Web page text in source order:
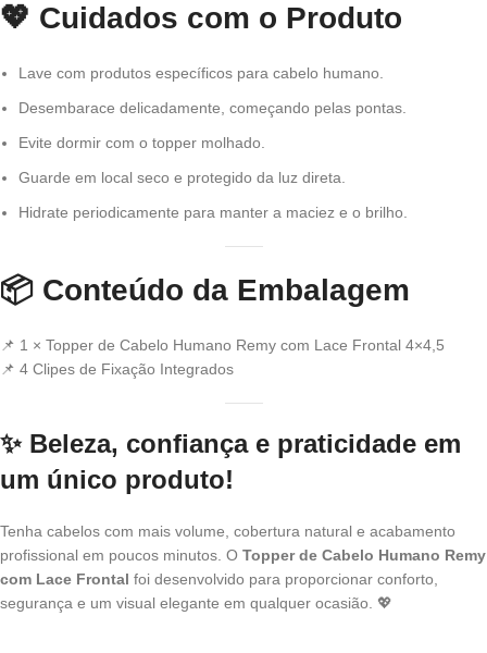
💖 Cuidados com o Produto
Lave com produtos específicos para cabelo humano.
Desembarace delicadamente, começando pelas pontas.
Evite dormir com o topper molhado.
Guarde em local seco e protegido da luz direta.
Hidrate periodicamente para manter a maciez e o brilho.
📦 Conteúdo da Embalagem
📌 1 × Topper de Cabelo Humano Remy com Lace Frontal 4×4,5
📌 4 Clipes de Fixação Integrados
✨ Beleza, confiança e praticidade em
um único produto!
Tenha cabelos com mais volume, cobertura natural e acabamento
profissional em poucos minutos. O Topper de Cabelo Humano Remy
com Lace Frontal foi desenvolvido para proporcionar conforto,
segurança e um visual elegante em qualquer ocasião. 💖